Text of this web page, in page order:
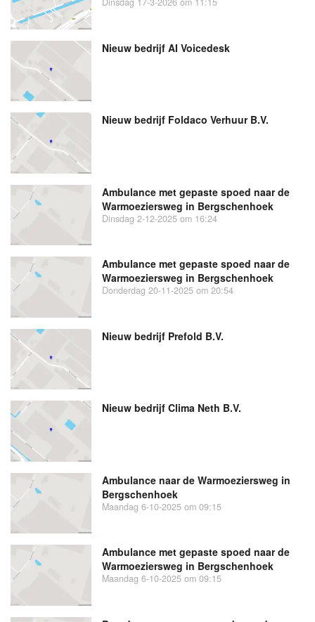
Nieuw bedrijf AI Voicedesk
Nieuw bedrijf Foldaco Verhuur B.V.
Ambulance met gepaste spoed naar de
Warmoeziersweg in Bergschenhoek
Dinsdag 2-12-2025 om 16:24
Ambulance met gepaste spoed naar de
Warmoeziersweg in Bergschenhoek
Donderdag 20-11-2025 om 20:54
Nieuw bedrijf Prefold B.V.
Nieuw bedrijf Clima Neth B.V.
Ambulance naar de Warmoeziersweg in
Bergschenhoek
Maandag 6-10-2025 om 09:15
Ambulance met gepaste spoed naar de
Warmoeziersweg in Bergschenhoek
Maandag 6-10-2025 om 09:15